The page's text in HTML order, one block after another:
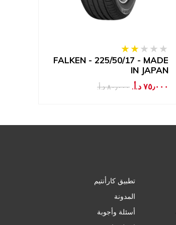
FALKEN - 225/50/17 - MADE
IN JAPAN
٨٠٫٠٠٠ د.أ.‏ ٧٥٫٠٠٠ د.أ.‏
تطبيق كارأنتيم
المدونة
أسئلة وأجوبة